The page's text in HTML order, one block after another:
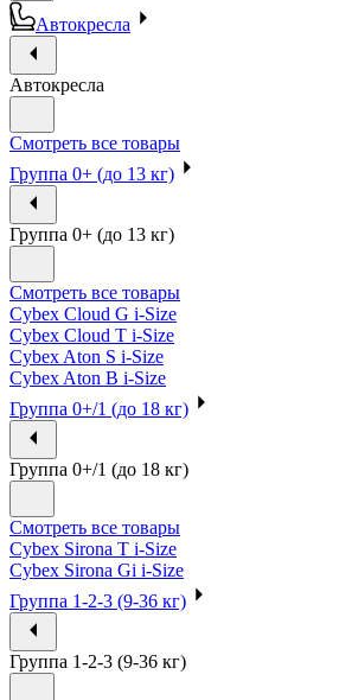
Автокресла
Автокресла
Смотреть все товары
Группа 0+ (до 13 кг)
Группа 0+ (до 13 кг)
Смотреть все товары
Cybex Cloud G i-Size
Cybex Cloud T i-Size
Cybex Aton S i-Size
Cybex Aton B i-Size
Группа 0+/1 (до 18 кг)
Группа 0+/1 (до 18 кг)
Смотреть все товары
Cybex Sirona T i-Size
Cybex Sirona Gi i-Size
Группа 1-2-3 (9-36 кг)
Группа 1-2-3 (9-36 кг)